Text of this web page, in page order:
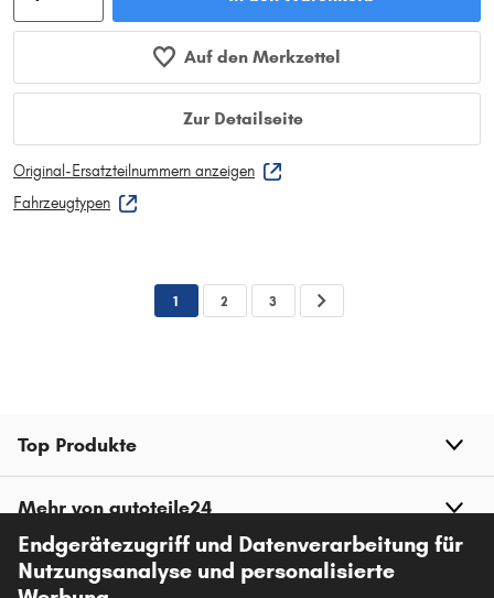
Auf den Merkzettel
Zur Detailseite
Original-Ersatzteilnummern anzeigen
Fahrzeugtypen
1 2 3
Top Produkte
Mehr von autoteile24
Hilfe & Support
Endgerätezugriff und Datenverarbeitung für
Nutzungsanalyse und personalisierte